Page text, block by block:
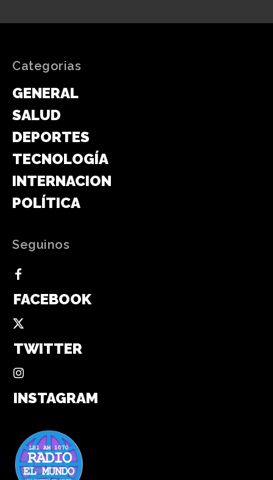
Categorias
GENERAL
SALUD
DEPORTES
TECNOLOGÍA
INTERNACIONAL
POLÍTICA
Seguinos
FACEBOOK
TWITTER
INSTAGRAM